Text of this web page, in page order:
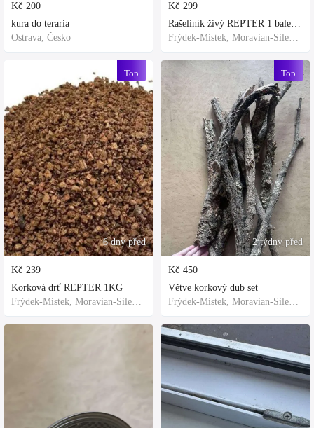
Kč 200
kura do teraria
Ostrava, Česko
6 dny před
Top
Kč 239
Korková drť REPTER 1KG
Frýdek-Místek, Moravian-Silesian Region,Others
Kč 299
Rašeliník živý REPTER 1 balení - násada, TOP kvalita 30cm-30cm-8cm
Frýdek-Místek, Moravian-Silesian Region,Others
2 týdny před
Top
Kč 450
Větve korkový dub set
Frýdek-Místek, Moravian-Silesian Region,Others